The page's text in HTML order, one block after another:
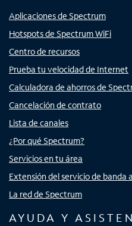
Aplicaciones de Spectrum
Hotspots de Spectrum WiFi
Centro de recursos
Prueba tu velocidad de Internet
Calculadora de ahorros de
Cancelación de contrato
Lista de canales
¿Por qué Spectrum?
Servicios en tu área
Extensión del servicio de banda
La red de Spectrum
AYUDA Y